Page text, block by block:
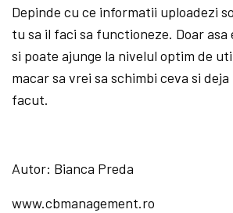
Depinde cu ce informatii uploadezi
tu sa il faci sa functioneze. Doar asa
si poate ajunge la nivelul optim de
macar sa vrei sa schimbi ceva si
facut.
Autor: Bianca Preda
www.cbmanagement.ro